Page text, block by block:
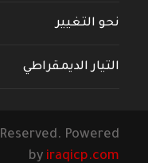
نحو التغيير
التيار الديمقراطي
Powered
by iraqicp.com